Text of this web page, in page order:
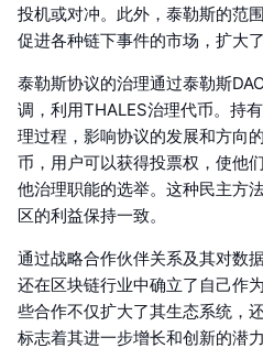
投机或对冲。此外，泰勒斯的范
促进各种链下事件的市场，扩大
泰勒斯协议的治理通过泰勒斯
调，利用THALES治理代币。持
理过程，影响协议的发展和方向
币，用户可以获得投票权，使他
他治理职能的选举。这种民主方
区的利益保持一致。
通过战略合作伙伴关系及其对数
还在区块链行业中确立了自己作
些合作不仅扩大了其生态系统，
标志着其进一步增长和创新的潜力